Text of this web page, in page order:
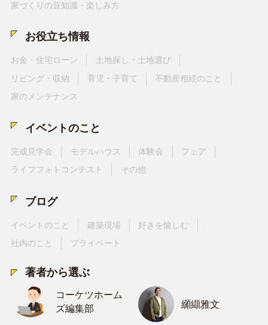
家づくりの豆知識・楽しみ方
お役立ち情報
お金・住宅ローン
土地探し・土地選び
リビング・収納
育児・子育て
不動産相続のこと
家のメンテナンス
イベントのこと
完成見学会 モデルハウス 体験会
フェア
ライフフォトコンテスト
その他
ブログ
イベントのこと 建築現場
好きを愉しむ
社内のこと
プライベート
著者から選ぶ
コーケツホーム
ズ編集部
纐纈雅文